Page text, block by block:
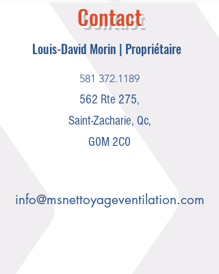
Contact
Louis-David Morin | Propriétaire
581 372.1189
562 Rte 275,
Saint-Zacharie, Qc,
G0M 2C0
info@msnettoyageventilation.com